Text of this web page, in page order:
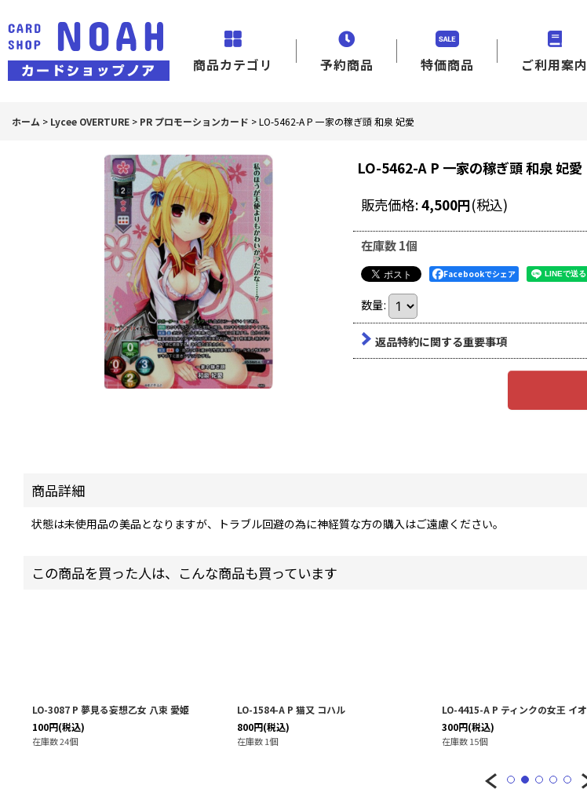
商品カテゴリ 予約商品 特価商品 ご利用案内
ホーム > Lycee OVERTURE > PR プロモーションカード >LO-5462-A P 一家の稼ぎ頭 和泉 妃愛
LO-5462-A P 一家の稼ぎ頭 和泉 妃愛
販売価格:4,500円(税込)
在庫数 1個
Facebookでシェア
数量:
返品特約に関する重要事項
商品詳細
状態は未使用品の美品となりますが、トラブル回避の為に神経質な方の購入はご遠慮ください。
この商品を買った人は、こんな商品も買っています
LO-3087 P 夢見る妄想乙女 八束 愛姫
100円(税込)
在庫数 24個
LO-1584-A P 猫又 コハル
800円(税込)
在庫数 1個
LO-4415-A P ティンクの女王 イオ
300円(税込)
在庫数 15個